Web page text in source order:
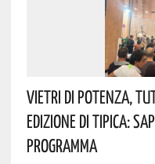
Vietri Di Potenza,
Edizione Di Tipica:
Programma